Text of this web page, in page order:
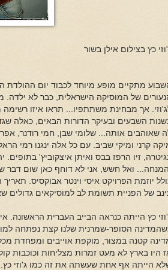
כץ בצילום אילן בשור
של המוסיקה הישראלית, כבר לא ילדה.
אך מבחינת משתתפיו... תראו איזו
השבעים ובעיקר הדורות הבאים, כאלה
שאוהבים אותה... שלומי שבן, חמי רודנר,
קרני ומיקי שביב. עם כל אלה ינגנו רמי
זיו הרפז בבס ואיתן איצקוביץ'
ואל חשש, אני לא דוחף כאן שום דבר
יוזמת הפרויקט איסי וינטר אבוקסיס.
של הפניית תשומת לב למוסיקאים גדולים
כץ הייתה כנראה הבייב העברית
הסופר-שמרנית שלנו קצת נפתחה
קטנה במצור, מוקפת אוייבים ומפחדת
היו בארץ לא מעט זמרות מצליחות וכוכבות
הייתה אף אחת שעשתה את זה כמו ג'וזי כץ.